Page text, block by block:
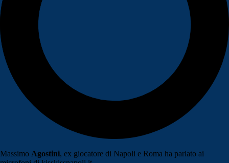
Massimo Agostini, ex giocatore di Napoli e Roma ha parlato ai